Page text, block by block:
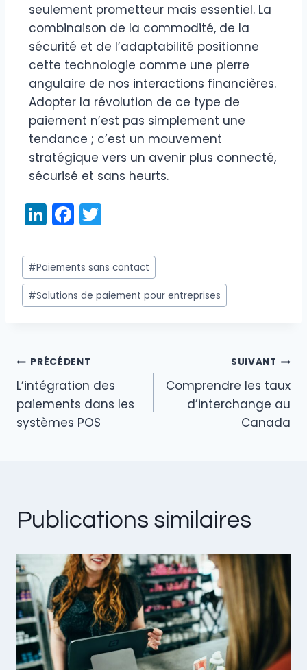
seulement prometteur mais essentiel. La
combinaison de la commodité, de la
sécurité et de l’adaptabilité positionne
cette technologie comme une pierre
angulaire de nos interactions financières.
Adopter la révolution de ce type de
paiement n’est pas simplement une
tendance ; c’est un mouvement
stratégique vers un avenir plus connecté,
sécurisé et sans heurts.
Li
n
k
e
dI
F
a
c
e
b
k
itt
er
#Paiements sans contact
#Solutions de paiement pour entreprises
PRÉCÉDENT
L’intégration des
paiements dans les
systèmes POS
SUIVANT
Comprendre les taux
d’interchange au
Canada
Publications similaires